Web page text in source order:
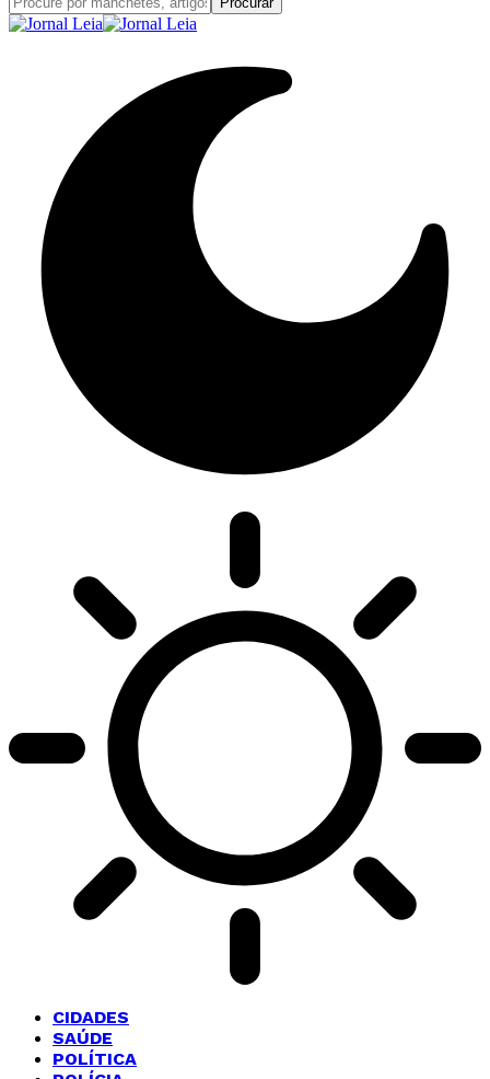
CIDADES
SAÚDE
POLÍTICA